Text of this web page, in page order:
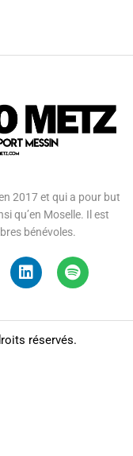
2017 et qui a pour but
qu’en Moselle. Il est
bénévoles.
réservés.